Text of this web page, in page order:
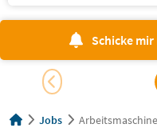
Schicke mir
Jobs